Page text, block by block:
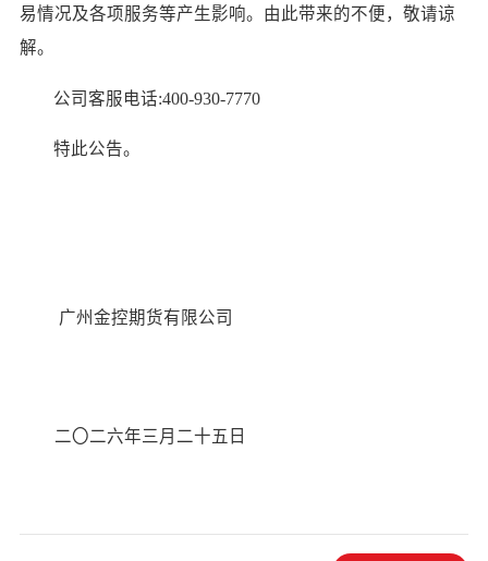
易情况及各项服务等产生影响。由此带来的不便，敬请谅
解。
公司客服电话:400-930-7770
特此公告。
广州金控期货有限公司
二〇二六年三月二十五日